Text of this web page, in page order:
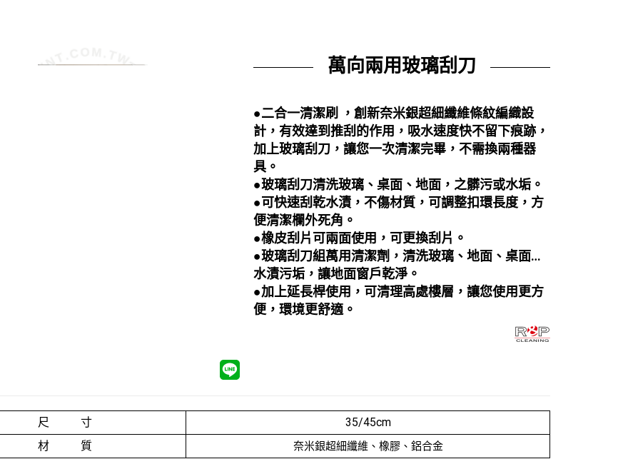
萬向兩用玻璃刮刀
●二合一清潔刷 ，創新奈米銀超細纖維條紋編織設
計，有效達到推刮的作用，吸水速度快不留下痕跡，
加上玻璃刮刀，讓您一次清潔完畢，不需換兩種器
具。
●玻璃刮刀清洗玻璃、桌面、地面，之髒污或水垢。
●可快速刮乾水漬，不傷材質，可調整扣環長度，方
便清潔欄外死角。
●橡皮刮片可兩面使用，可更換刮片。
●玻璃刮刀組萬用清潔劑，清洗玻璃、地面、桌面…
水漬污垢，讓地面窗戶乾淨。
●加上延長桿使用，可清理高處樓層，讓您使用更方
便，環境更舒適。
尺 寸
35/45cm
材 質
奈米銀超細纖維、橡膠、鋁合金